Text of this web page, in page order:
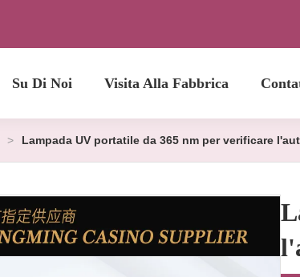
Su Di Noi Visita Alla Fabbrica
> Lampada UV portatile da 365 nm per verificare